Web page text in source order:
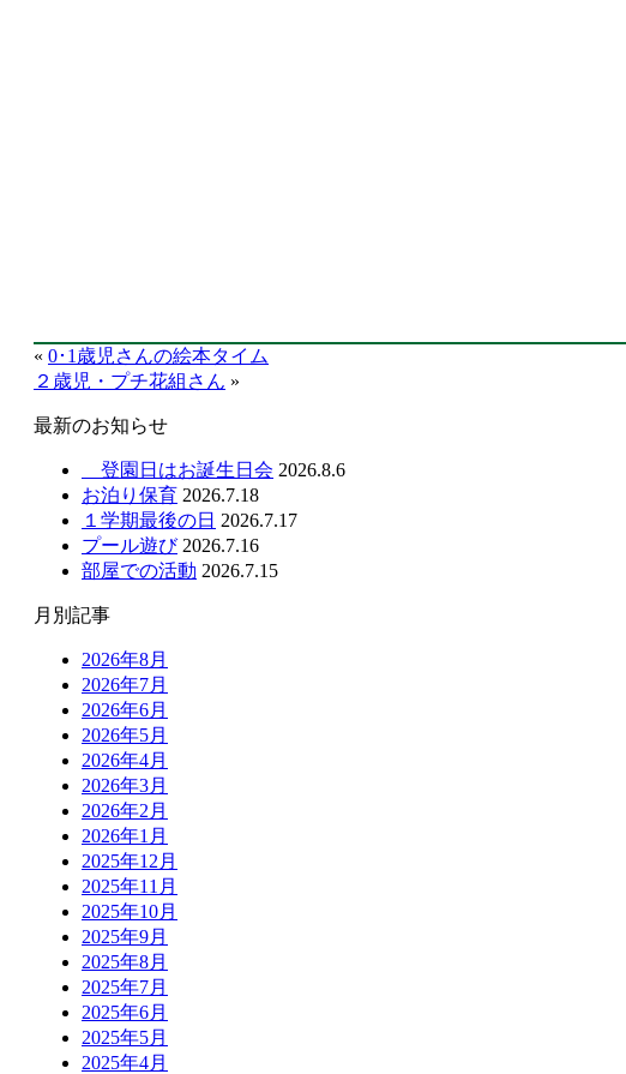
« 0･1歳児さんの絵本タイム
２歳児・プチ花組さん »
最新のお知らせ
登園日はお誕生日会 2026.8.6
お泊り保育 2026.7.18
１学期最後の日 2026.7.17
プール遊び 2026.7.16
部屋での活動 2026.7.15
月別記事
2026年8月
2026年7月
2026年6月
2026年5月
2026年4月
2026年3月
2026年2月
2026年1月
2025年12月
2025年11月
2025年10月
2025年9月
2025年8月
2025年7月
2025年6月
2025年5月
2025年4月